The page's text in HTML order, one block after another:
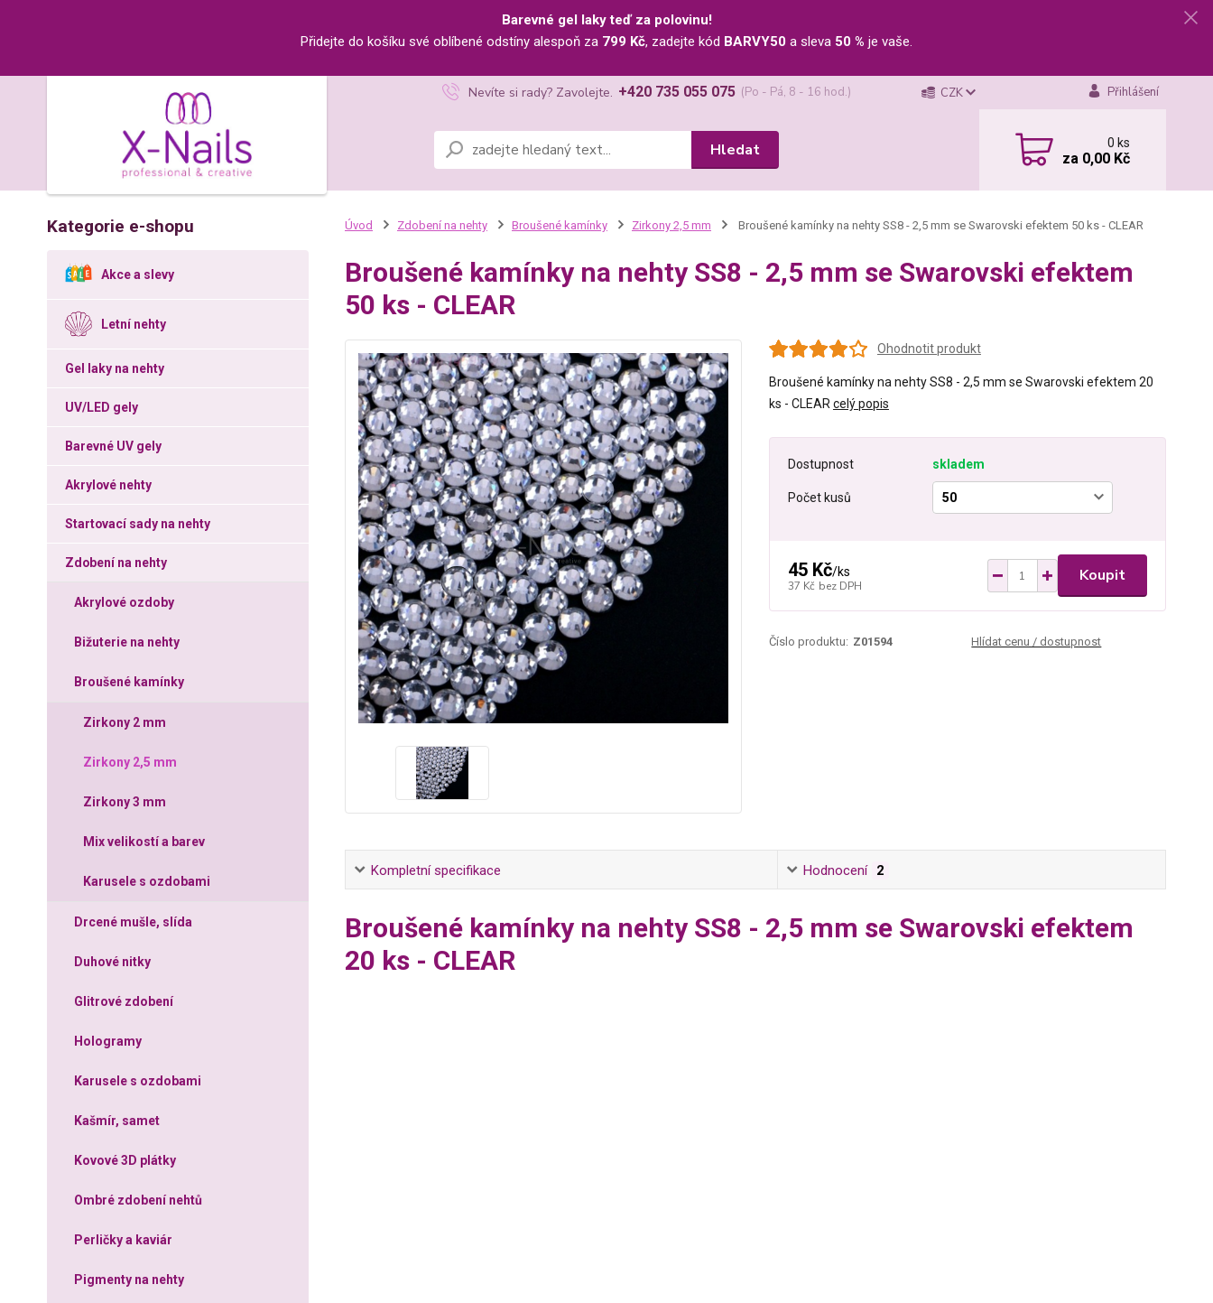
Barevné gel laky teď za polovinu!
Přidejte do košíku své oblíbené odstíny alespoň za 799 Kč, zadejte kód BARVY50 a sleva 50 % je vaše.
CZK Přihlášení
Hledat
Nevíte si rady? Zavolejte. +420 735 055 075 (Po - Pá, 8 - 16 hod.)
0ks
za 0,00 Kč
Kategorie e-shopu
Akce a slevy
Letní nehty
Gel laky na nehty
UV/LED gely
Barevné UV gely
Akrylové nehty
Startovací sady na nehty
Zdobení na nehty
Akrylové ozdoby
Bižuterie na nehty
Broušené kamínky
Zirkony 2 mm
Zirkony 2,5 mm
Zirkony 3 mm
Mix velikostí a barev
Karusele s ozdobami
Drcené mušle, slída
Duhové nitky
Glitrové zdobení
Hologramy
Karusele s ozdobami
Kašmír, samet
Kovové 3D plátky
Ombré zdobení nehtů
Perličky a kaviár
Pigmenty na nehty
Úvod Zdobení na nehty Broušené kamínky Zirkony 2,5 mm Broušené kamínky na nehty SS8 - 2,5 mm se Swarovski efektem 50 ks - CLEAR
Broušené kamínky na nehty SS8 - 2,5 mm se Swarovski efektem
50 ks - CLEAR
Ohodnotit produkt
Broušené kamínky na nehty SS8 - 2,5 mm se Swarovski efektem 20
ks - CLEAR celý popis
Dostupnost skladem
Počet kusů
45 Kč/ks
37 Kč bez DPH
Koupit
Číslo produktu: Z01594 Hlídat cenu / dostupnost
Kompletní specifikace Hodnocení 2
Broušené kamínky na nehty SS8 - 2,5 mm se Swarovski efektem
20 ks - CLEAR